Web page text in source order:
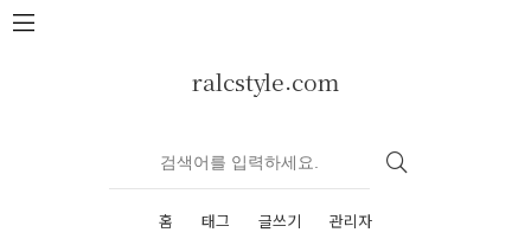
본문 바로가기
ralcstyle.com
홈 태그 글쓰기 관리자